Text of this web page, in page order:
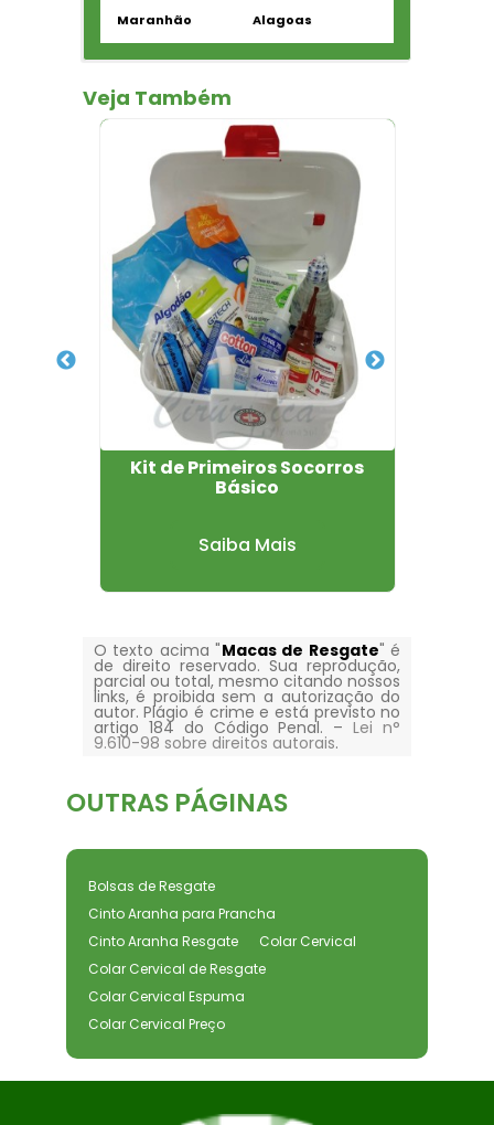
Maranhão
Alagoas
Veja Também
Kit de Primeiros Socorros
Básico
Saiba Mais
O texto acima "Macas de Resgate" é
de direito reservado. Sua reprodução,
parcial ou total, mesmo citando nossos
links, é proibida sem a autorização do
autor. Plágio é crime e está previsto no
artigo 184 do Código Penal. –Lei n°
9.610-98 sobre direitos autorais.
OUTRAS PÁGINAS
Bolsas de Resgate
Cinto Aranha para Prancha
Cinto Aranha Resgate
Colar Cervical
Colar Cervical de Resgate
Colar Cervical Espuma
Colar Cervical Preço
Colar Cervical Regulável